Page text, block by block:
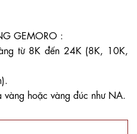
GEMORO :
từ 8K đến 24K (8K, 10K,
hoặc vàng đúc như NA.